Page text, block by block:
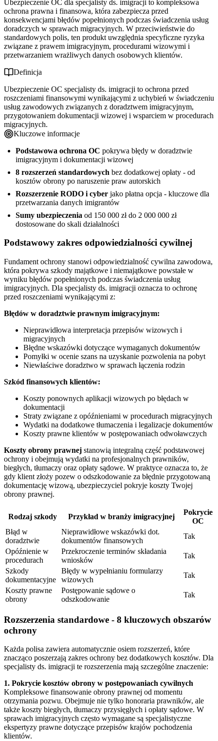
Ubezpieczenie OC dla specjalisty ds. imigracji to kompleksowa
ochrona prawna i finansowa, która zabezpiecza przed
konsekwencjami błędów popełnionych podczas świadczenia usług
doradczych w sprawach migracyjnych. W przeciwieństwie do
standardowych polis, ten produkt uwzględnia specyficzne ryzyka
związane z prawem imigracyjnym, procedurami wizowymi i
przetwarzaniem wrażliwych danych osobowych klientów.
Definicja
Ubezpieczenie OC specjalisty ds. imigracji to ochrona przed
roszczeniami finansowymi wynikającymi z uchybień w świadczeniu
usług zawodowych związanych z doradztwem imigracyjnym,
przygotowaniem dokumentacji wizowej i wsparciem w procedurach
migracyjnych.
Kluczowe informacje
Podstawowa ochrona OC pokrywa błędy w doradztwie
imigracyjnym i dokumentacji wizowej
8 rozszerzeń standardowych bez dodatkowej opłaty - od
kosztów obrony po naruszenie praw autorskich
Rozszerzenie RODO i cyber jako płatna opcja - kluczowe dla
przetwarzania danych imigrantów
Sumy ubezpieczenia od 150 000 zł do 2 000 000 zł
dostosowane do skali działalności
Podstawowy zakres odpowiedzialności cywilnej
Fundament ochrony stanowi odpowiedzialność cywilna zawodowa,
która pokrywa szkody majątkowe i niemajątkowe powstałe w
wyniku błędów popełnionych podczas świadczenia usług
imigracyjnych. Dla specjalisty ds. imigracji oznacza to ochronę
przed roszczeniami wynikającymi z:
Błędów w doradztwie prawnym imigracyjnym:
Nieprawidłowa interpretacja przepisów wizowych i
migracyjnych
Błędne wskazówki dotyczące wymaganych dokumentów
Pomyłki w ocenie szans na uzyskanie pozwolenia na pobyt
Niewłaściwe doradztwo w sprawach łączenia rodzin
Szkód finansowych klientów:
Koszty ponownych aplikacji wizowych po błędach w
dokumentacji
Straty związane z opóźnieniami w procedurach migracyjnych
Wydatki na dodatkowe tłumaczenia i legalizacje dokumentów
Koszty prawne klientów w postępowaniach odwoławczych
Koszty obrony prawnej stanowią integralną część podstawowej
ochrony i obejmują wydatki na profesjonalnych prawników,
biegłych, tłumaczy oraz opłaty sądowe. W praktyce oznacza to, że
gdy klient złoży pozew o odszkodowanie za błędnie przygotowaną
dokumentację wizową, ubezpieczyciel pokryje koszty Twojej
obrony prawnej.
Rodzaj szkody Przykład w branży imigracyjnej
Pokrycie
OC
Błąd w
doradztwie
Nieprawidłowe wskazówki dot.
dokumentów finansowych
Tak
Opóźnienie w
procedurach
Przekroczenie terminów składania
wniosków
Tak
Szkody
dokumentacyjne
Błędy w wypełnianiu formularzy
wizowych
Tak
Koszty prawne
obrony
Postępowanie sądowe o
odszkodowanie
Tak
Rozszerzenia standardowe - 8 kluczowych obszarów
ochrony
Każda polisa zawiera automatycznie osiem rozszerzeń, które
znacząco poszerzają zakres ochrony bez dodatkowych kosztów. Dla
specjalisty ds. imigracji te rozszerzenia mają szczególne znaczenie:
1. Pokrycie kosztów obrony w postępowaniach cywilnych
Kompleksowe finansowanie obrony prawnej od momentu
otrzymania pozwu. Obejmuje nie tylko honoraria prawników, ale
także koszty biegłych, tłumaczy przysięgłych i opłaty sądowe. W
sprawach imigracyjnych często wymagane są specjalistyczne
ekspertyzy prawne dotyczące przepisów krajów pochodzenia
klientów.